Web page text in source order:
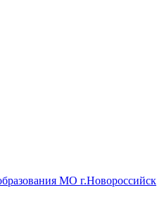
МО г.Новороссийск